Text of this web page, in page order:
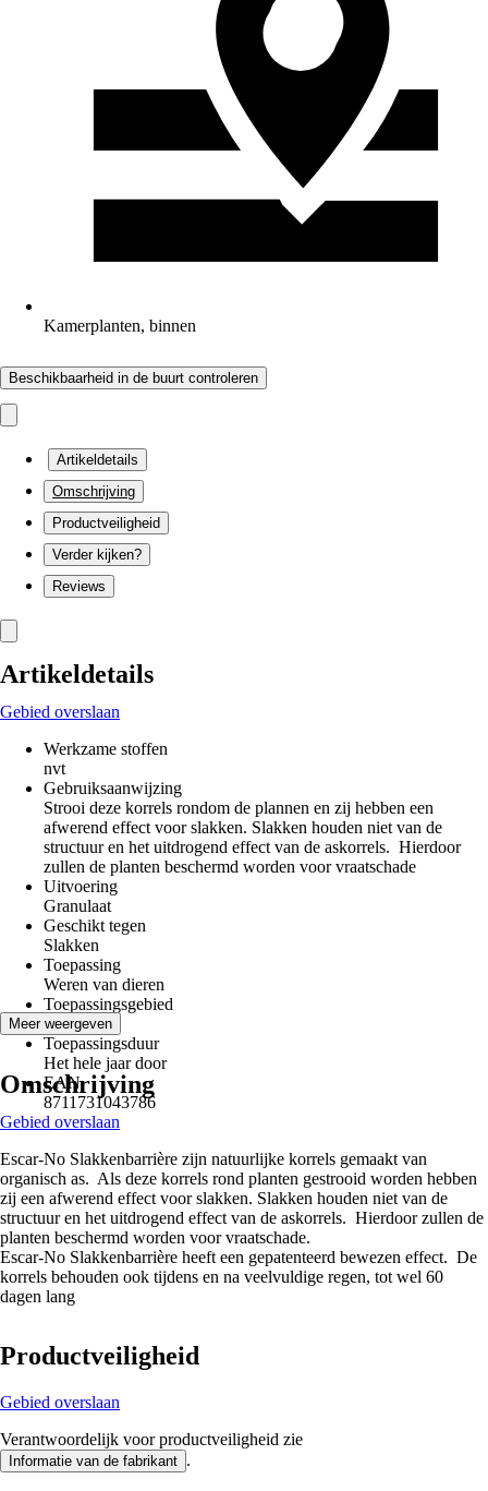
Kamerplanten, binnen
Beschikbaarheid in de buurt controleren
Artikeldetails
Omschrijving
Productveiligheid
Verder kijken?
Reviews
Artikeldetails
Gebied overslaan
Werkzame stoffen
nvt
Gebruiksaanwijzing
Strooi deze korrels rondom de plannen en zij hebben een
afwerend effect voor slakken. Slakken houden niet van de
structuur en het uitdrogend effect van de askorrels. Hierdoor
zullen de planten beschermd worden voor vraatschade
Uitvoering
Granulaat
Geschikt tegen
Slakken
Toepassing
Weren van dieren
Toepassingsgebied
Tuin
Toepassingsduur
Het hele jaar door
EAN
8711731043786
Meer weergeven
Omschrijving
Gebied overslaan
Escar-No Slakkenbarrière zijn natuurlijke korrels gemaakt van
organisch as. Als deze korrels rond planten gestrooid worden hebben
zij een afwerend effect voor slakken. Slakken houden niet van de
structuur en het uitdrogend effect van de askorrels. Hierdoor zullen de
planten beschermd worden voor vraatschade.
Escar-No Slakkenbarrière heeft een gepatenteerd bewezen effect. De
korrels behouden ook tijdens en na veelvuldige regen, tot wel 60
dagen lang
Productveiligheid
Gebied overslaan
Verantwoordelijk voor productveiligheid zie
Informatie van de fabrikant .